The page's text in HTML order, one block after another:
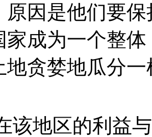
原因是他们要
家成为一个整
地贪婪地瓜分一
地区的利益